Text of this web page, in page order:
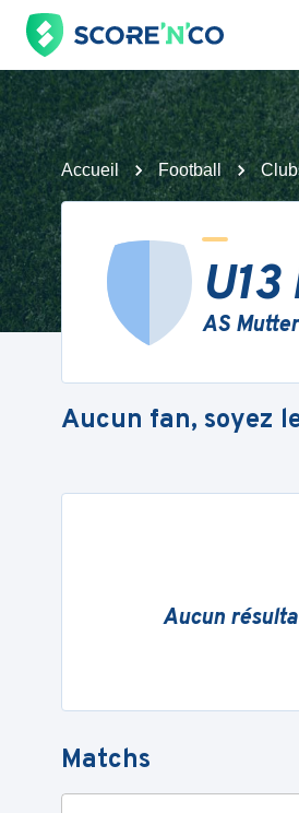
Accueil Football
U13
AS
Aucun fan, soyez
Aucun
Matchs